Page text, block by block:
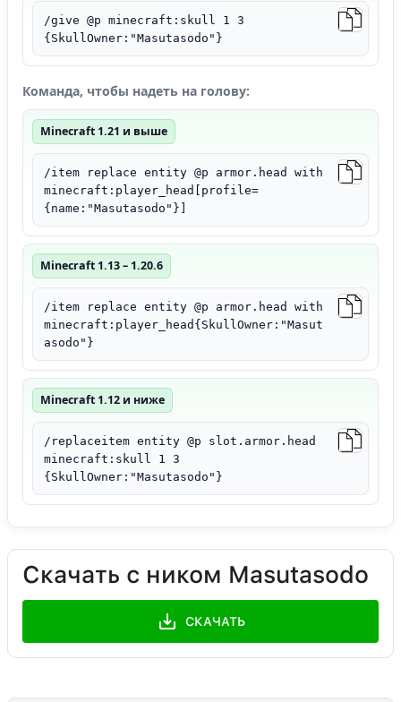
/give @p minecraft:skull 1 3
{SkullOwner:"Masutasodo"}
Команда, чтобы надеть на голову:
Minecraft 1.21 и выше
/item replace entity @p armor.head with
minecraft:player_head[profile=
{name:"Masutasodo"}]
Minecraft 1.13 – 1.20.6
/item replace entity @p armor.head with
minecraft:player_head{SkullOwner:"Masut
asodo"}
Minecraft 1.12 и ниже
/replaceitem entity @p slot.armor.head
minecraft:skull 1 3
{SkullOwner:"Masutasodo"}
Скачать с ником Masutasodo
СКАЧАТЬ